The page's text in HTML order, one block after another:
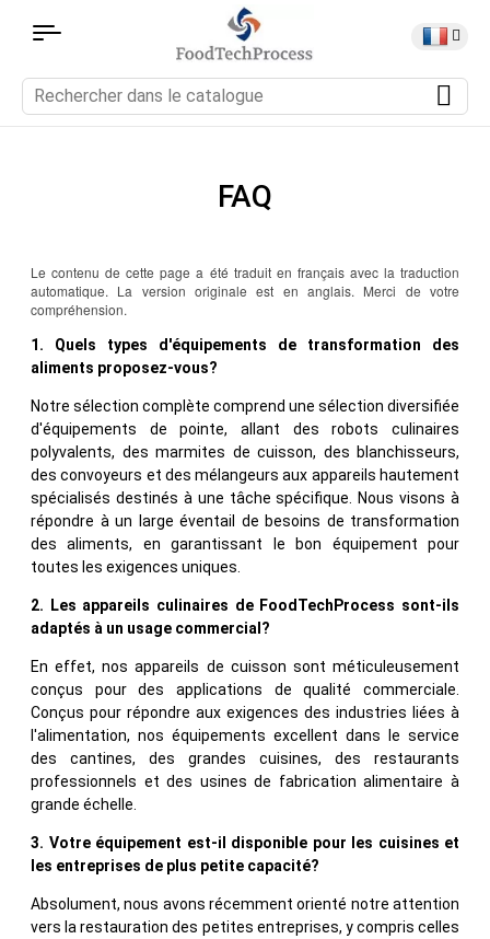
FAQ
Le contenu de cette page a été traduit en français avec la traduction
automatique. La version originale est en anglais. Merci de votre
compréhension.
1. Quels types d'équipements de transformation des
aliments proposez-vous?
Notre sélection complète comprend une sélection diversifiée
d'équipements de pointe, allant des robots culinaires
polyvalents, des marmites de cuisson, des blanchisseurs,
des convoyeurs et des mélangeurs aux appareils hautement
spécialisés destinés à une tâche spécifique. Nous visons à
répondre à un large éventail de besoins de transformation
des aliments, en garantissant le bon équipement pour
toutes les exigences uniques.
2. Les appareils culinaires de FoodTechProcess sont-ils
adaptés à un usage commercial?
En effet, nos appareils de cuisson sont méticuleusement
conçus pour des applications de qualité commerciale.
Conçus pour répondre aux exigences des industries liées à
l'alimentation, nos équipements excellent dans le service
des cantines, des grandes cuisines, des restaurants
professionnels et des usines de fabrication alimentaire à
grande échelle.
3. Votre équipement est-il disponible pour les cuisines et
les entreprises de plus petite capacité?
Absolument, nous avons récemment orienté notre attention
vers la restauration des petites entreprises, y compris celles